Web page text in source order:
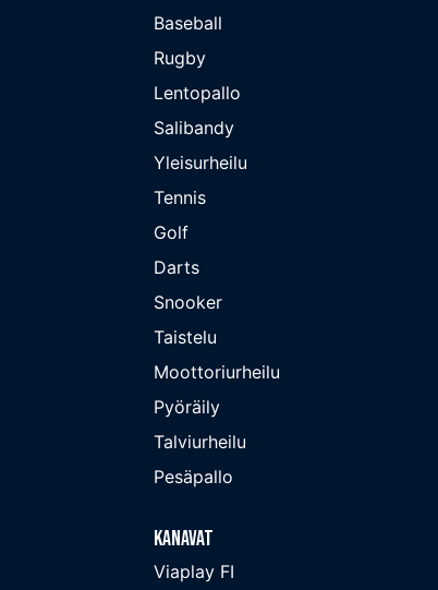
Baseball
Rugby
Lentopallo
Salibandy
Yleisurheilu
Tennis
Golf
Darts
Snooker
Taistelu
Moottoriurheilu
Pyöräily
Talviurheilu
Pesäpallo
Kanavat
Viaplay FI